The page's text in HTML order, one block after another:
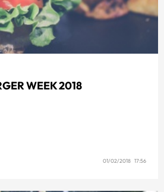
WEEK 2018
01/02/2018 17:56